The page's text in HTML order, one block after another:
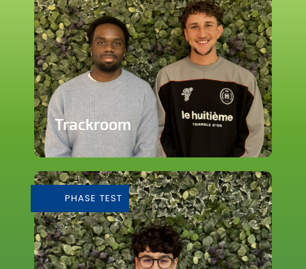
Trackroom
immersive
En savoir plus
PHASE TEST